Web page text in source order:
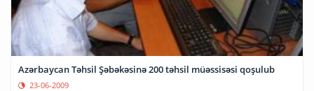
Azərbaycan Təhsil Şəbəkəsinə 200 təhsil müəssisəsi qoşulub
23-06-2009